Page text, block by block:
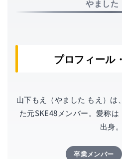
やました
プロフィール
山下もえ（やました もえ）は
た元SKE48メンバー。愛称
出身。
卒業メンバー